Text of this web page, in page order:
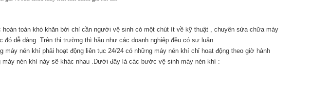
hoàn toàn khó khăn bởi chỉ cần người vệ sinh có một chút ít về kỹ thuật , chuyên sửa chữa máy
dễ dàng .Trên thị trường thì hầu như các doanh nghiệp đều có sự luân
nén khí phải hoạt động liên tục 24/24 có những máy nén khí chỉ hoạt động theo giờ hành
nén khí này sẽ khác nhau .Dưới đây là các bước vệ sinh máy nén khí :